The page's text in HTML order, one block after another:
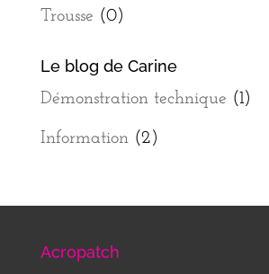
Trousse (0)
Le blog de Carine
Démonstration technique (1)
Information(2)
Acropatch